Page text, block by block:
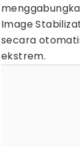
Image
secara
ekstrem.